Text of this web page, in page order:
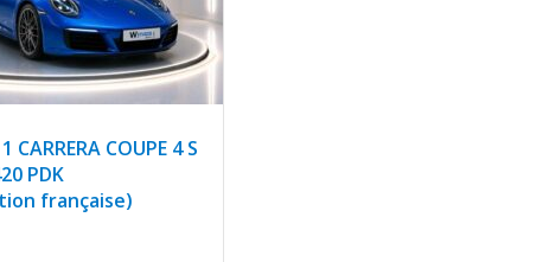
CARRERA COUPE 4 S
PDK
française)